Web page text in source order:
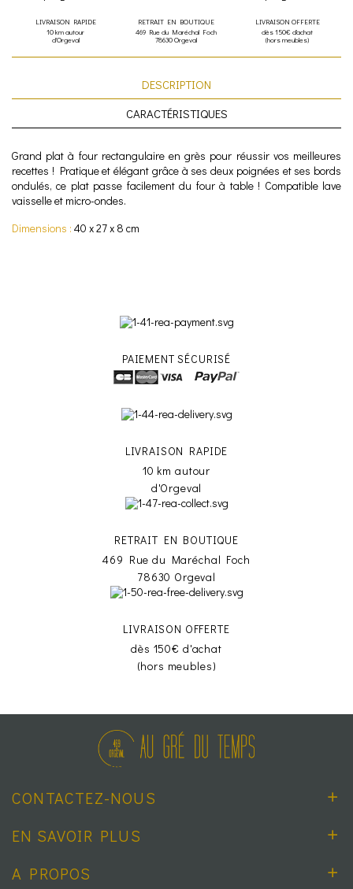
LIVRAISON RAPIDE
10 km autour
d'Orgeval
RETRAIT EN BOUTIQUE
469 Rue du Maréchal Foch
78630 Orgeval
LIVRAISON OFFERTE
dès 150€ d'achat
(hors meubles)
DESCRIPTION
CARACTÉRISTIQUES
Grand plat à four rectangulaire en grès pour réussir vos meilleures
recettes ! Pratique et élégant grâce à ses deux poignées et ses bords
ondulés, ce plat passe facilement du four à table ! Compatible lave
vaisselle et micro-ondes.
Dimensions : 40 x 27 x 8 cm
PAIEMENT SÉCURISÉ
LIVRAISON RAPIDE
10 km autour
d'Orgeval
RETRAIT EN BOUTIQUE
469 Rue du Maréchal Foch
78630 Orgeval
LIVRAISON OFFERTE
dès 150€ d'achat
(hors meubles)
CONTACTEZ-NOUS
EN SAVOIR PLUS
A PROPOS